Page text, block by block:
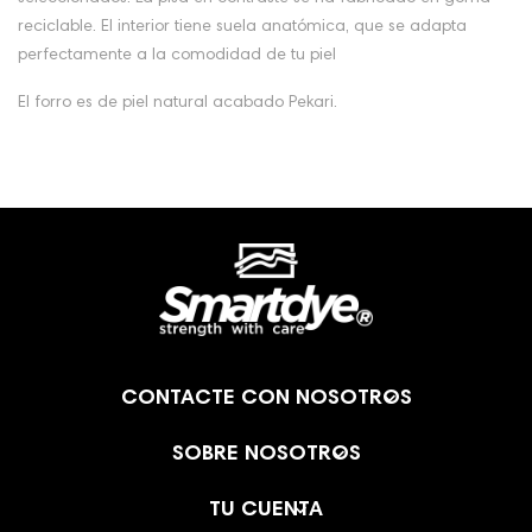
reciclable. El interior tiene suela anatómica, que se adapta
perfectamente a la comodidad de tu piel
El forro es de piel natural acabado Pekari.
CONTACTE CON NOSOTROS

SOBRE NOSOTROS

TU CUENTA
